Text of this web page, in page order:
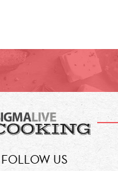
FOLLOW US